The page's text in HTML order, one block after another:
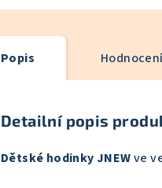
Popis
Detailní popis
Dětské hodinky JNEWve